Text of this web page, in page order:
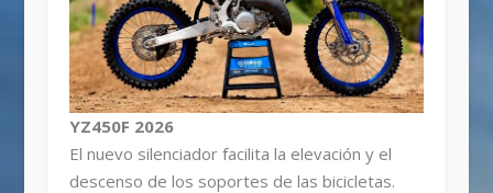
YZ450F 2026
El nuevo silenciador facilita la elevación y el
descenso de los soportes de las bicicletas.